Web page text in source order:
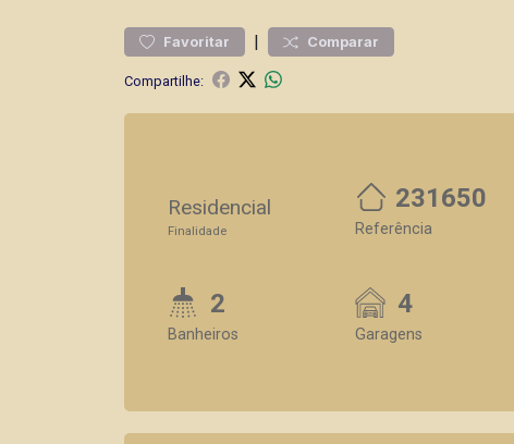
Favoritar | Comparar
Compartilhe:
Residencial
Finalidade
231650
Referência
2
Banheiros
4
Garagens